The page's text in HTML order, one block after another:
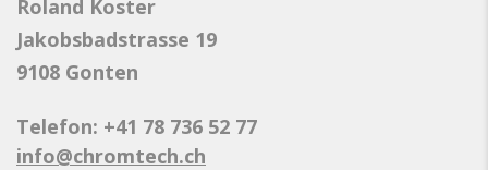
Roland Koster
Jakobsbadstrasse 19
9108 Gonten
Telefon: +41 78 736 52 77
info@chromtech.ch